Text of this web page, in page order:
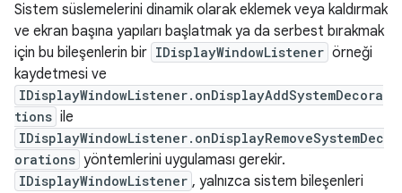
Sistem süslemelerini dinamik olarak eklemek veya kaldırmak
ve ekran başına yapıları başlatmak ya da serbest bırakmak
için bu bileşenlerin bir IDisplayWindowListener örneği
kaydetmesi ve
IDisplayWindowListener.onDisplayAddSystemDecora
tions ile
IDisplayWindowListener.onDisplayRemoveSystemDec
orations yöntemlerini uygulaması gerekir.
IDisplayWindowListener , yalnızca sistem bileşenleri